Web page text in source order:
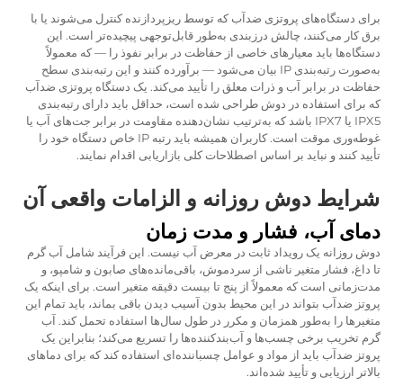
برای دستگاه‌های پروتزی ضدآب که توسط ریزپردازنده کنترل می‌شوند یا با
برق کار می‌کنند، چالش درزبندی به‌طور قابل‌توجهی پیچیده‌تر است. این
دستگاه‌ها باید معیارهای خاصی از حفاظت در برابر نفوذ را — که معمولاً
به‌صورت رتبه‌بندی IP بیان می‌شود — برآورده کنند و این رتبه‌بندی سطح
حفاظت در برابر آب و ذرات معلق را تأیید می‌کند. یک دستگاه پروتزی ضدآب
که برای استفاده در دوش طراحی شده است، حداقل باید دارای رتبه‌بندی
IPX5 یا IPX7 باشد که به‌ترتیب نشان‌دهنده مقاومت در برابر جت‌های آب یا
غوطه‌وری موقت است. کاربران همیشه باید رتبه IP خاص دستگاه خود را
تأیید کنند و نباید بر اساس اصطلاحات کلی بازاریابی اقدام نمایند.
شرایط دوش روزانه و الزامات واقعی آن
دمای آب، فشار و مدت زمان
دوش روزانه یک رویداد ثابت در معرض آب نیست. این فرآیند شامل آب گرم
تا داغ، فشار متغیر ناشی از سردموش، باقی‌مانده‌های صابون و شامپو، و
مدت‌زمانی است که معمولاً از پنج تا بیست دقیقه متغیر است. برای اینکه یک
پروتز ضدآب بتواند در این محیط بدون آسیب دیدن باقی بماند، باید تمام این
متغیرها را به‌طور همزمان و مکرر در طول سال‌ها استفاده تحمل کند. آب
گرم تخریب برخی چسب‌ها و آب‌بندکننده‌ها را تسریع می‌کند؛ بنابراین یک
پروتز ضدآب باید از مواد و عوامل چسباننده‌ای استفاده کند که برای دماهای
بالاتر ارزیابی و تأیید شده‌اند.